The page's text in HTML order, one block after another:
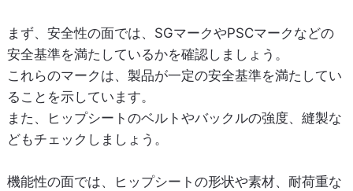
まず、安全性の面では、SGマークやPSCマークなどの
安全基準を満たしているかを確認しましょう。
これらのマークは、製品が一定の安全基準を満たしてい
ることを示しています。
また、ヒップシートのベルトやバックルの強度、縫製な
どもチェックしましょう。
機能性の面では、ヒップシートの形状や素材、耐荷重な